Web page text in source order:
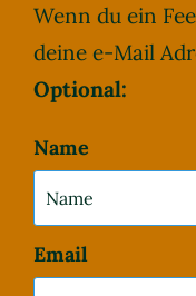
Wenn du ein
deine e-Mail
Optional:
Name
Email